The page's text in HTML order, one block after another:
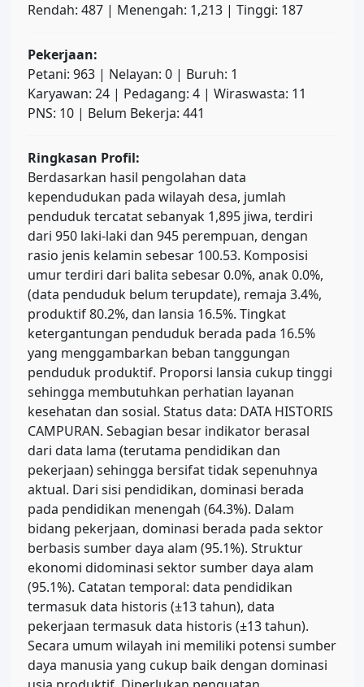
Rendah: 487 | Menengah: 1,213 | Tinggi: 187
Pekerjaan:
Petani: 963 | Nelayan: 0 | Buruh: 1
Karyawan: 24 | Pedagang: 4 | Wiraswasta: 11
PNS: 10 | Belum Bekerja: 441
Ringkasan Profil:
Berdasarkan hasil pengolahan data
kependudukan pada wilayah desa, jumlah
penduduk tercatat sebanyak 1,895 jiwa, terdiri
dari 950 laki-laki dan 945 perempuan, dengan
rasio jenis kelamin sebesar 100.53. Komposisi
umur terdiri dari balita sebesar 0.0%, anak 0.0%,
(data penduduk belum terupdate), remaja 3.4%,
produktif 80.2%, dan lansia 16.5%. Tingkat
ketergantungan penduduk berada pada 16.5%
yang menggambarkan beban tanggungan
penduduk produktif. Proporsi lansia cukup tinggi
sehingga membutuhkan perhatian layanan
kesehatan dan sosial. Status data: DATA HISTORIS
CAMPURAN. Sebagian besar indikator berasal
dari data lama (terutama pendidikan dan
pekerjaan) sehingga bersifat tidak sepenuhnya
aktual. Dari sisi pendidikan, dominasi berada
pada pendidikan menengah (64.3%). Dalam
bidang pekerjaan, dominasi berada pada sektor
berbasis sumber daya alam (95.1%). Struktur
ekonomi didominasi sektor sumber daya alam
(95.1%). Catatan temporal: data pendidikan
termasuk data historis (±13 tahun), data
pekerjaan termasuk data historis (±13 tahun).
Secara umum wilayah ini memiliki potensi sumber
daya manusia yang cukup baik dengan dominasi